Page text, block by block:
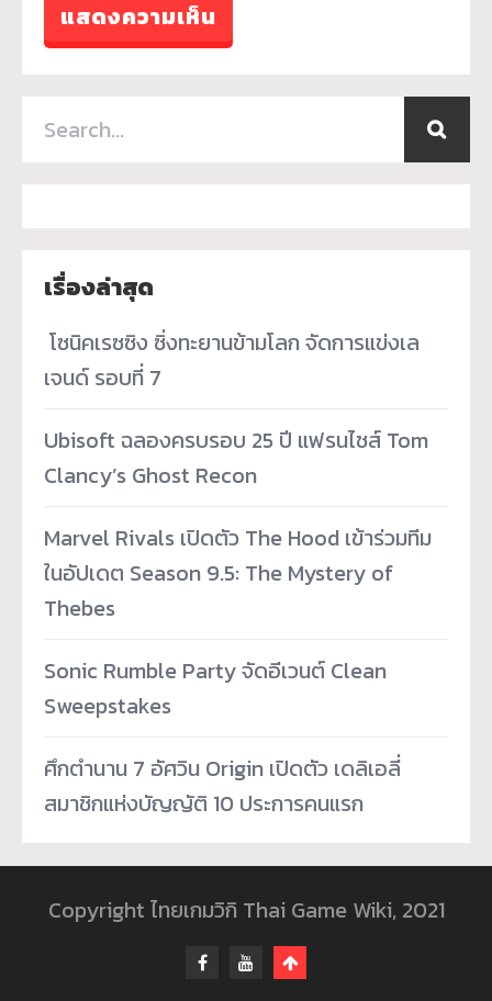
เรื่องล่าสุด
­ โซนิคเรซซิง ซิ่งทะยานข้ามโลก จัดการแข่งเล
เจนด์ รอบที่ 7
Ubisoft ฉลองครบรอบ 25 ปี แฟรนไชส์ Tom
Clancy’s Ghost Recon
Marvel Rivals เปิดตัว The Hood เข้าร่วมทีม
ในอัปเดต Season 9.5: The Mystery of
Thebes
Sonic Rumble Party จัดอีเวนต์ Clean
Sweepstakes
ศึกตำนาน 7 อัศวิน Origin เปิดตัว เดลิเอลี่
สมาชิกแห่งบัญญัติ 10 ประการคนแรก
Copyright ไทยเกมวิกิ Thai Game Wiki, 2021